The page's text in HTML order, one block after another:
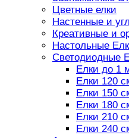
Цветные елки
Настенные и
Креативные и
Настольные
Светодиодные
Елки до 1
Елки 120
Елки 150
Елки 180
Елки 210
Елки 240